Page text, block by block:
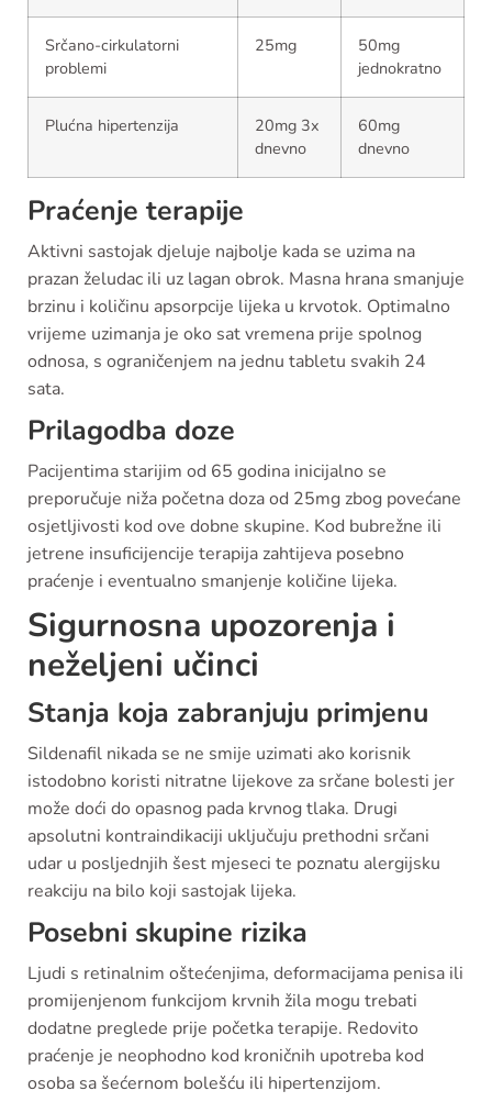
Srčano-cirkulatorni
problemi
25mg
50mg
jednokratno
Plućna hipertenzija
20mg 3x
dnevno
60mg
dnevno
Praćenje terapije
Aktivni sastojak djeluje najbolje kada se uzima na
prazan želudac ili uz lagan obrok. Masna hrana smanjuje
brzinu i količinu apsorpcije lijeka u krvotok. Optimalno
vrijeme uzimanja je oko sat vremena prije spolnog
odnosa, s ograničenjem na jednu tabletu svakih 24
sata.
Prilagodba doze
Pacijentima starijim od 65 godina inicijalno se
preporučuje niža početna doza od 25mg zbog povećane
osjetljivosti kod ove dobne skupine. Kod bubrežne ili
jetrene insuficijencije terapija zahtijeva posebno
praćenje i eventualno smanjenje količine lijeka.
Sigurnosna upozorenja i
neželjeni učinci
Stanja koja zabranjuju primjenu
Sildenafil nikada se ne smije uzimati ako korisnik
istodobno koristi nitratne lijekove za srčane bolesti jer
može doći do opasnog pada krvnog tlaka. Drugi
apsolutni kontraindikaciji uključuju prethodni srčani
udar u posljednjih šest mjeseci te poznatu alergijsku
reakciju na bilo koji sastojak lijeka.
Posebni skupine rizika
Ljudi s retinalnim oštećenjima, deformacijama penisa ili
promijenjenom funkcijom krvnih žila mogu trebati
dodatne preglede prije početka terapije. Redovito
praćenje je neophodno kod kroničnih upotreba kod
osoba sa šećernom bolešću ili hipertenzijom.